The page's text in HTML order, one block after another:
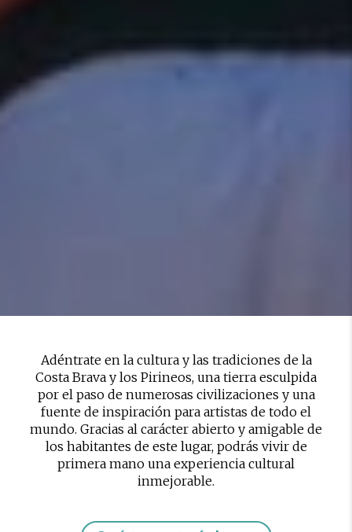
Adéntrate en la cultura y las tradiciones de la
Costa Brava y los Pirineos, una tierra esculpida
por el paso de numerosas civilizaciones y una
fuente de inspiración para artistas de todo el
mundo. Gracias al carácter abierto y amigable de
los habitantes de este lugar, podrás vivir de
primera mano una experiencia cultural
inmejorable.